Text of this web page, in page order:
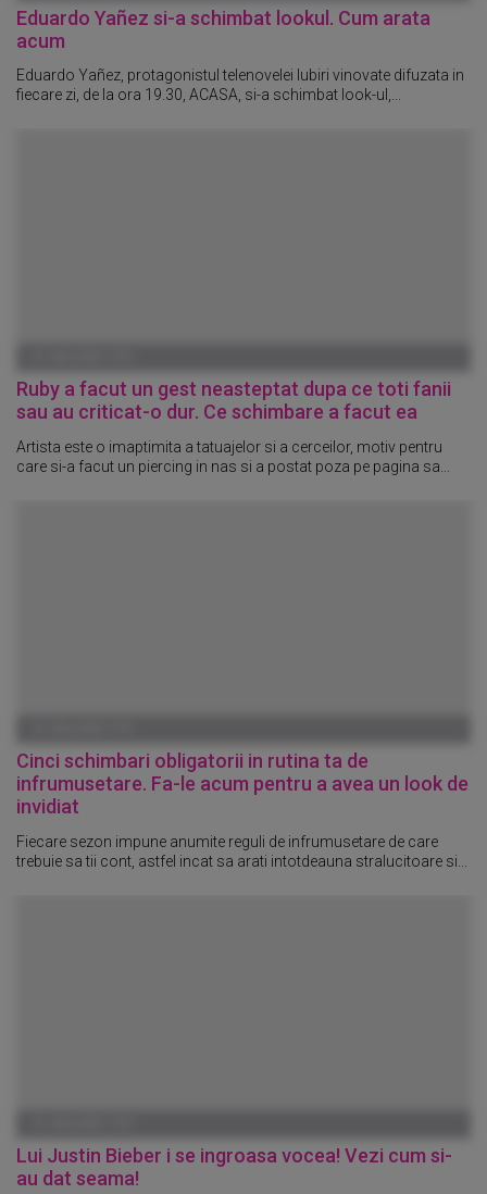
Eduardo Yañez si-a schimbat lookul. Cum arata
acum
Eduardo Yañez, protagonistul telenovelei Iubiri vinovate difuzata in
fiecare zi, de la ora 19.30, ACASA, si-a schimbat look-ul,...
Ruby a facut un gest neasteptat dupa ce toti fanii
sau au criticat-o dur. Ce schimbare a facut ea
Artista este o imaptimita a tatuajelor si a cerceilor, motiv pentru
care si-a facut un piercing in nas si a postat poza pe pagina sa...
Cinci schimbari obligatorii in rutina ta de
infrumusetare. Fa-le acum pentru a avea un look de
invidiat
Fiecare sezon impune anumite reguli de infrumusetare de care
trebuie sa tii cont, astfel incat sa arati intotdeauna stralucitoare si...
Lui Justin Bieber i se ingroasa vocea! Vezi cum si-
au dat seama!